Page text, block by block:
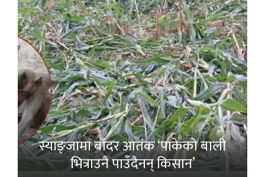
स्याङ्जामा बाँदर आतंक ‘पाकेको बाली
भित्राउनै पाउँदैनन् किसान’